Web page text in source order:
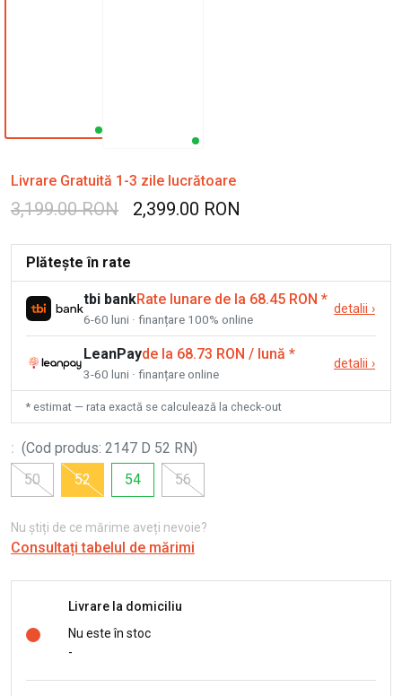
Livrare Gratuită 1-3 zile lucrătoare
3,199.00 RON 2,399.00 RON
Plătește în rate
tbi bankRate lunare de la 68.45 RON *
6-60 luni · finanțare 100% online
detalii ›
LeanPayde la 68.73 RON / lună *
3-60 luni · finanțare online
detalii ›
* estimat — rata exactă se calculează la check-out
: (Cod produs: 2147 D 52 RN)
50
52 54 56
Nu știți de ce mărime aveți nevoie?
Consultați tabelul de mărimi
Livrare la domiciliu
Nu este în stoc
-